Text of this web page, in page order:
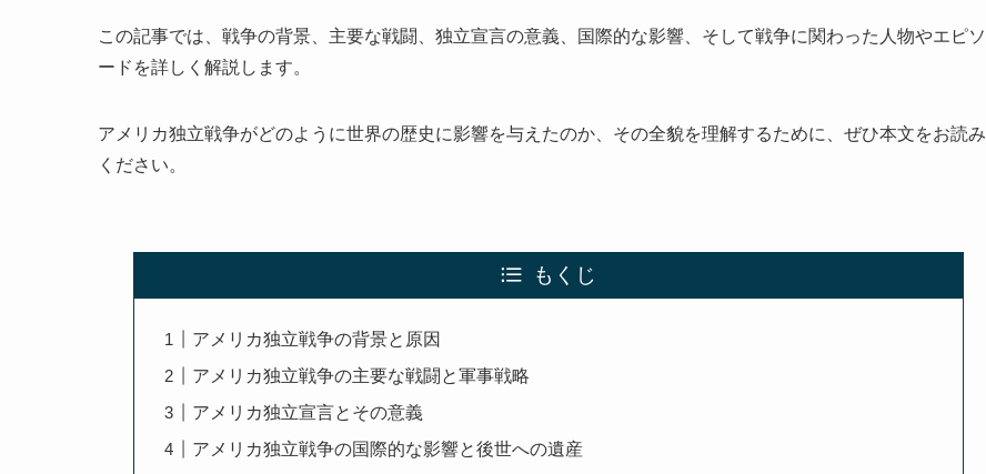
この記事では、戦争の背景、主要な戦闘、独立宣言の意義、国際的な影響、そして戦争に関わった人物やエピソ
ードを詳しく解説します。
アメリカ独立戦争がどのように世界の歴史に影響を与えたのか、その全貌を理解するために、ぜひ本文をお読み
ください。
もくじ
アメリカ独立戦争の背景と原因
アメリカ独立戦争の主要な戦闘と軍事戦略
アメリカ独立宣言とその意義
アメリカ独立戦争の国際的な影響と後世への遺産